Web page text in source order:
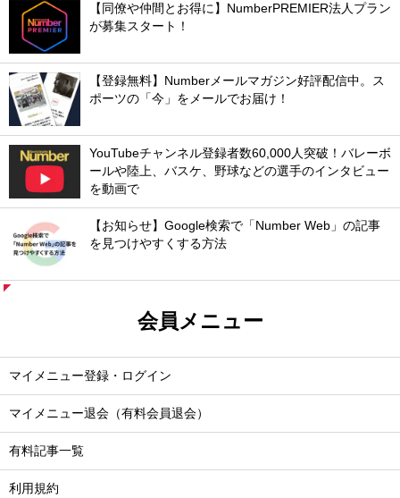
【同僚や仲間とお得に】NumberPREMIER法人プラン
が募集スタート！
【登録無料】Numberメールマガジン好評配信中。ス
ポーツの「今」をメールでお届け！
YouTubeチャンネル登録者数60,000人突破！バレーボ
ールや陸上、バスケ、野球などの選手のインタビュー
を動画で
【お知らせ】Google検索で「Number Web」の記事
を見つけやすくする方法
会員メニュー
マイメニュー登録・ログイン
マイメニュー退会（有料会員退会）
有料記事一覧
利用規約